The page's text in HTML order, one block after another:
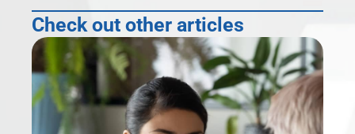
Check out other articles